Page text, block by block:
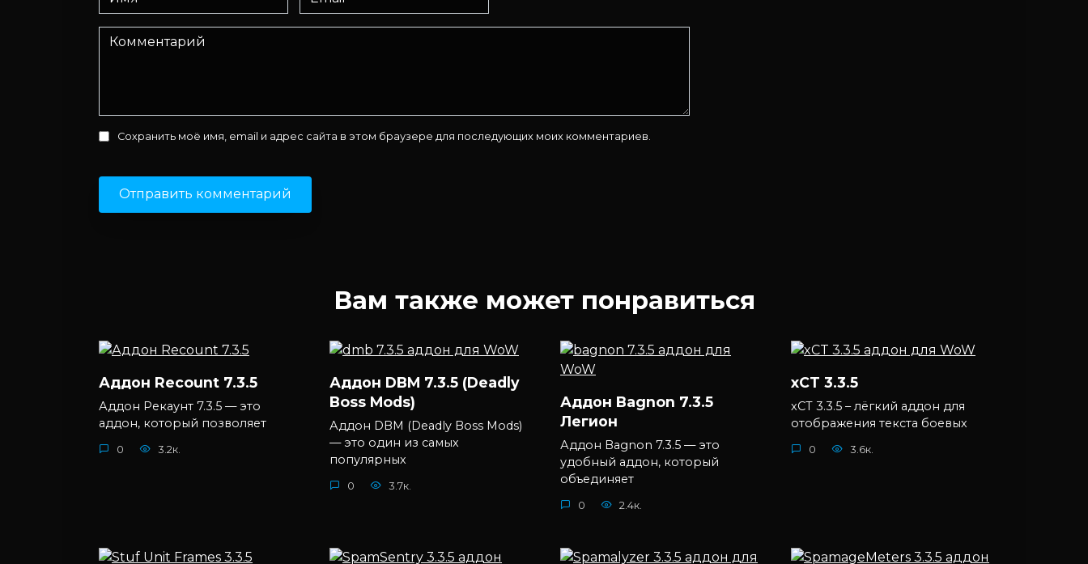
*
*
Комментарий
Сохранить моё имя, email и адрес сайта в этом браузере для последующих моих комментариев.
Вам также может понравиться
Аддон Recount 7.3.5
Аддон Рекаунт 7.3.5 — это
аддон, который позволяет
0 3.2к.
Аддон DBM 7.3.5 (Deadly
Boss Mods)
Аддон DBM (Deadly Boss Mods)
— это один из самых
популярных
0 3.7к.
Аддон Bagnon 7.3.5
Легион
Аддон Bagnon 7.3.5 — это
удобный аддон, который
объединяет
0 2.4к.
xCT 3.3.5
xCT 3.3.5 – лёгкий аддон для
отображения текста боевых
0 3.6к.